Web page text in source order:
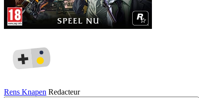
Rens Knapen Redacteur